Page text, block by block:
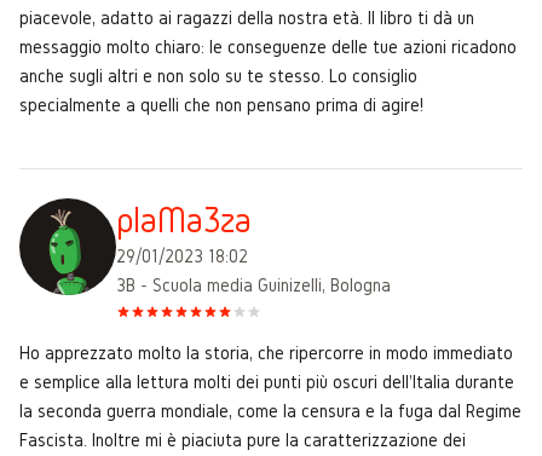
piacevole, adatto ai ragazzi della nostra età. Il libro ti dà un
messaggio molto chiaro: le conseguenze delle tue azioni ricadono
anche sugli altri e non solo su te stesso. Lo consiglio
specialmente a quelli che non pensano prima di agire!
plaMa3za
29/01/2023 18:02
3B - Scuola media Guinizelli, Bologna
Ho apprezzato molto la storia, che ripercorre in modo immediato
e semplice alla lettura molti dei punti più oscuri dell'Italia durante
la seconda guerra mondiale, come la censura e la fuga dal Regime
Fascista. Inoltre mi è piaciuta pure la caratterizzazione dei